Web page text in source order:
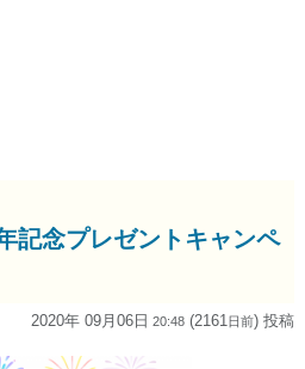
記念プレゼントキャンペ
2020年 09月06日 20:48 (2161 日前) 投稿